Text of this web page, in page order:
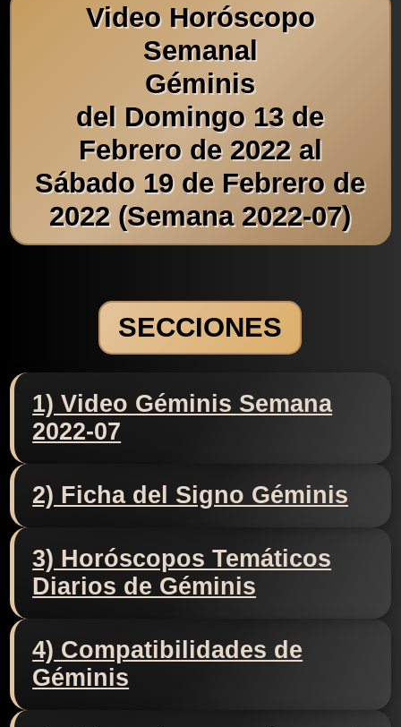
Video Horóscopo
Semanal
Géminis
del Domingo 13 de
Febrero de 2022 al
Sábado 19 de Febrero de
2022 (Semana 2022-07)
SECCIONES
1) Video Géminis Semana
2022-07
2) Ficha del Signo Géminis
3) Horóscopos Temáticos
Diarios de Géminis
4) Compatibilidades de
Géminis